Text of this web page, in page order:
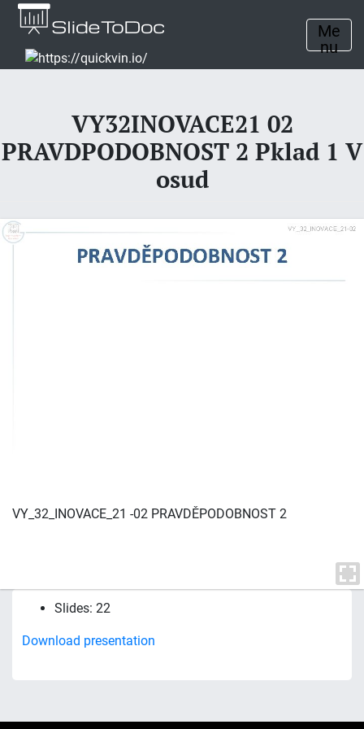
Me
nu
VY32INOVACE21 02
PRAVDPODOBNOST 2 Pklad 1 V
osud
VY_32_INOVACE_21 -02 PRAVDĚPODOBNOST 2
Slides: 22
Download presentation